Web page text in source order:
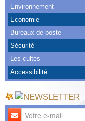
Environnement
Economie
Bureaux de poste
Sécurité
Les cultes
Accessibilité